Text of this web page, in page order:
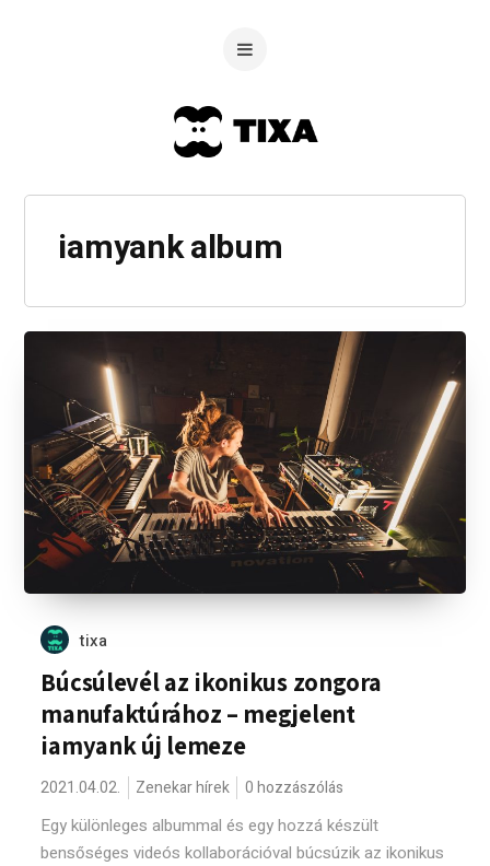
iamyank album
tixa
Búcsúlevél az ikonikus zongora
manufaktúrához – megjelent
iamyank új lemeze
2021.04.02. Zenekar hírek 0 hozzászólás
Egy különleges albummal és egy hozzá készült
bensőséges videós kollaborációval búcsúzik az ikonikus